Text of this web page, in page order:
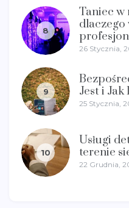
8
Taniec w
26 Stycznia,
9
Jest i Jak
25 Stycznia,
10
Usługi
terenie
22 Grudnia,